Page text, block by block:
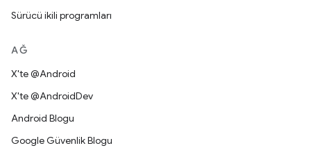
Sürücü ikili programları
AĞ
X'te @Android
X'te @AndroidDev
Android Blogu
Google Güvenlik Blogu